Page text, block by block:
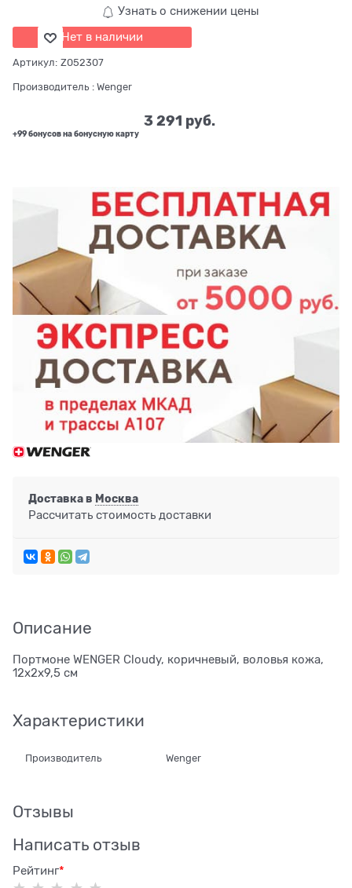
Узнать о снижении цены
Нет в наличии
Артикул: Z052307
Производитель : Wenger
3 291 руб.
+99 бонусов на бонусную карту
Доставка в Москва
Рассчитать стоимость доставки
Описание
Портмоне WENGER Cloudy, коричневый, воловья кожа,
12х2х9,5 см
Характеристики
Производитель Wenger
Отзывы
Написать отзыв
Рейтинг